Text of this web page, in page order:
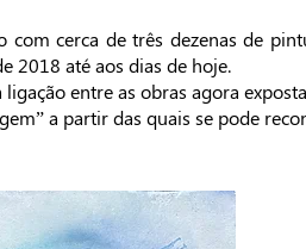
com cerca de três dezenas de
2018 até aos dias de hoje.
entre as obras agora
a partir das quais se pode